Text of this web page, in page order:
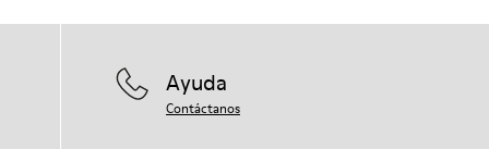
Ayuda
Contáctanos